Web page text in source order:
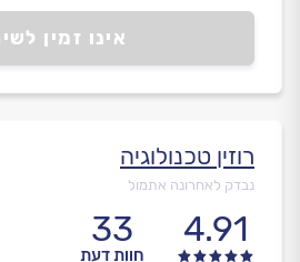
אינו זמין
רוזין טכנולוגיה
נבדק לאחרונה אתמול
4.91
33
חוות דעת